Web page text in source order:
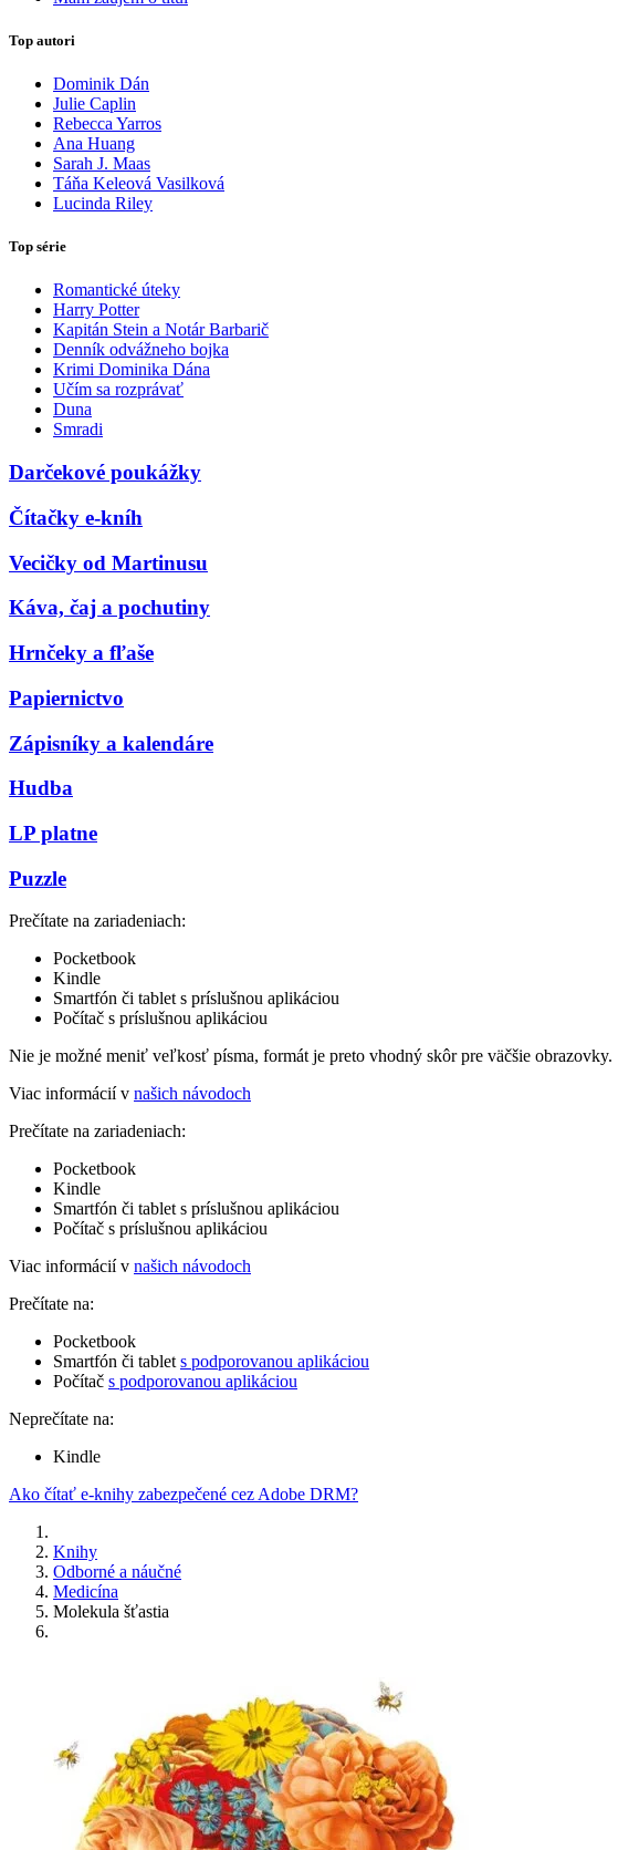
Top autori
Dominik Dán
Julie Caplin
Rebecca Yarros
Ana Huang
Sarah J. Maas
Táňa Keleová Vasilková
Lucinda Riley
Top série
Romantické úteky
Harry Potter
Kapitán Stein a Notár Barbarič
Denník odvážneho bojka
Krimi Dominika Dána
Učím sa rozprávať
Duna
Smradi
Darčekové poukážky
Čítačky e-kníh
Vecičky od Martinusu
Káva, čaj a pochutiny
Hrnčeky a fľaše
Papiernictvo
Zápisníky a kalendáre
Hudba
LP platne
Puzzle
Prečítate na zariadeniach:
Pocketbook
Kindle
Smartfón či tablet s príslušnou aplikáciou
Počítač s príslušnou aplikáciou
Nie je možné meniť veľkosť písma, formát je preto vhodný skôr pre väčšie obrazovky.
Viac informácií v našich návodoch
Prečítate na zariadeniach:
Pocketbook
Kindle
Smartfón či tablet s príslušnou aplikáciou
Počítač s príslušnou aplikáciou
Viac informácií v našich návodoch
Prečítate na:
Pocketbook
Smartfón či tablet s podporovanou aplikáciou
Počítač s podporovanou aplikáciou
Neprečítate na:
Kindle
Ako čítať e-knihy zabezpečené cez Adobe DRM?
Knihy
Odborné a náučné
Medicína
Molekula šťastia